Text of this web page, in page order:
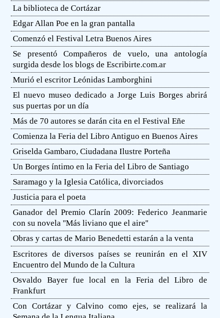
La biblioteca de Cortázar
Edgar Allan Poe en la gran pantalla
Comenzó el Festival Letra Buenos Aires
Se presentó Compañeros de vuelo, una antología
surgida desde los blogs de Escribirte.com.ar
Murió el escritor Leónidas Lamborghini
El nuevo museo dedicado a Jorge Luis Borges abrirá
sus puertas por un día
Más de 70 autores se darán cita en el Festival Eñe
Comienza la Feria del Libro Antiguo en Buenos Aires
Griselda Gambaro, Ciudadana Ilustre Porteña
Un Borges íntimo en la Feria del Libro de Santiago
Saramago y la Iglesia Católica, divorciados
Justicia para el poeta
Ganador del Premio Clarín 2009: Federico Jeanmarie
con su novela ''Más liviano que el aire''
Obras y cartas de Mario Benedetti estarán a la venta
Escritores de diversos países se reunirán en el XIV
Encuentro del Mundo de la Cultura
Osvaldo Bayer fue local en la Feria del Libro de
Frankfurt
Con Cortázar y Calvino como ejes, se realizará la